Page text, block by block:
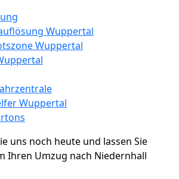
Wuppertal
Wuppertal
Wuppertal
uns noch heute und lassen Sie
Ihren Umzug nach Niedernhall